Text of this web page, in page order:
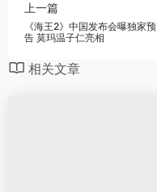
上一篇
《海王2》中国发布会曝独家预
告 莫玛温子仁亮相
相关文章